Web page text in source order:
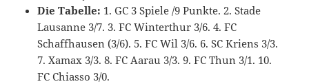
Die Tabelle: 1. GC 3 Spiele /9 Punkte. 2. Stade
Lausanne 3/7. 3. FC Winterthur 3/6. 4. FC
Schaffhausen (3/6). 5. FC Wil 3/6. 6. SC Kriens 3/3.
7. Xamax 3/3. 8. FC Aarau 3/3. 9. FC Thun 3/1. 10.
FC Chiasso 3/0.